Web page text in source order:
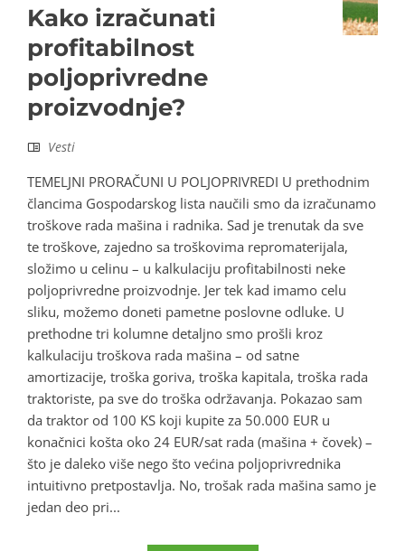
Kako izračunati
profitabilnost
poljoprivredne
proizvodnje?
Vesti
TEMELJNI PRORAČUNI U POLJOPRIVREDI U prethodnim
člancima Gospodarskog lista naučili smo da izračunamo
troškove rada mašina i radnika. Sad je trenutak da sve
te troškove, zajedno sa troškovima repromaterijala,
složimo u celinu – u kalkulaciju profitabilnosti neke
poljoprivredne proizvodnje. Jer tek kad imamo celu
sliku, možemo doneti pametne poslovne odluke. U
prethodne tri kolumne detaljno smo prošli kroz
kalkulaciju troškova rada mašina – od satne
amortizacije, troška goriva, troška kapitala, troška rada
traktoriste, pa sve do troška održavanja. Pokazao sam
da traktor od 100 KS koji kupite za 50.000 EUR u
konačnici košta oko 24 EUR/sat rada (mašina + čovek) –
što je daleko više nego što većina poljoprivrednika
intuitivno pretpostavlja. No, trošak rada mašina samo je
jedan deo pri...